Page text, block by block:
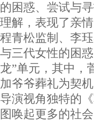
的困惑、尝试与
理解，表现了亲
程青松监制、李
与三代女性的困
龙”单元，其中，
加爷爷葬礼为契
导演视角独特的
图唤起更多的社